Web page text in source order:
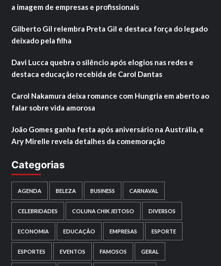
a imagem de empresas e profissionais
Gilberto Gil relembra Preta Gil e destaca força do legado
deixado pela filha
Davi Lucca quebra o silêncio após elogios nas redes e
destaca educação recebida de Carol Dantas
Carol Nakamura deixa romance com Hungria em aberto ao
falar sobre vida amorosa
João Gomes ganha festa após aniversário na Austrália, e
Ary Mirelle revela detalhes da comemoração
Categorias
AGENDA BELEZA BUSINESS CARNAVAL
CELEBRIDADES COLUNA CHIK JEITOSO DIVERSOS
ECONOMIA EDUCAÇÃO EMPRESAS ESPORTE
ESPORTES EVENTOS FAMOSOS GERAL